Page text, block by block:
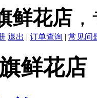
鲜花店，
退出 | 订单查询 | 常见问
鲜花店